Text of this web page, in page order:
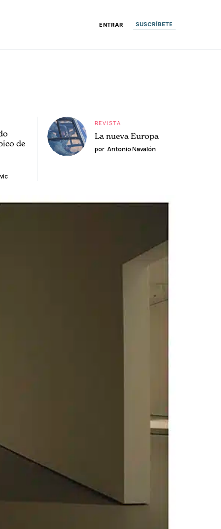
ENTRAR SUSCRÍBETE
de
REVISTA
La nueva Europa
por Antonio Navalón